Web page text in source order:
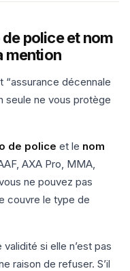
de police et nom
mention
“assurance décennale
seule ne vous protège
de police et le nom
AXA Pro, MMA,
ne pouvez pas
couvre le type de
si elle n’est pas
raison de refuser. S’il